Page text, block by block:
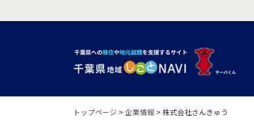
トップページ > 企業情報 > 株式会社さんきゅう